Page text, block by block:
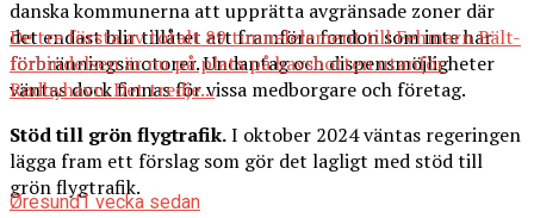
danska kommunerna att upprätta avgränsade zoner där
det endast blir tillåtet att framföra fordon som inte har
förbränningsmotorer. Undantag och dispensmöjligheter
väntas dock finnas för vissa medborgare och företag.
Stöd till grön flygtrafik.I oktober 2024 väntas regeringen
lägga fram ett förslag som gör det lagligt med stöd till
grön flygtrafik.
De tre första av totalt 89 tunnelelement till Fehmarn Bält-
förbindelsen är nu på plats på havsbotten utanför
Rødbyhavn. Det tredje...
Øresund1 vecka sedan